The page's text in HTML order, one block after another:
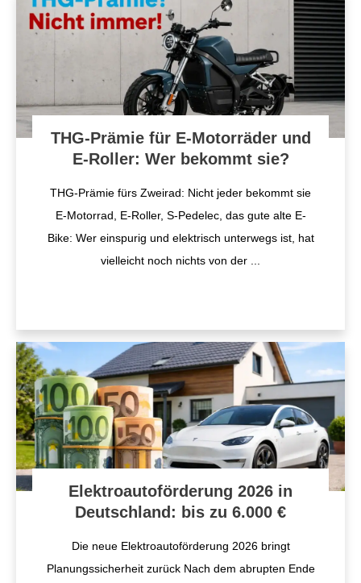
THG-Prämie für E-Motorräder und
E-Roller: Wer bekommt sie?
THG-Prämie fürs Zweirad: Nicht jeder bekommt sie
E-Motorrad, E-Roller, S-Pedelec, das gute alte E-
Bike: Wer einspurig und elektrisch unterwegs ist, hat
vielleicht noch nichts von der
Elektroautoförderung 2026 in
Deutschland: bis zu 6.000 €
Die neue Elektroautoförderung 2026 bringt
Planungssicherheit zurück Nach dem abrupten Ende